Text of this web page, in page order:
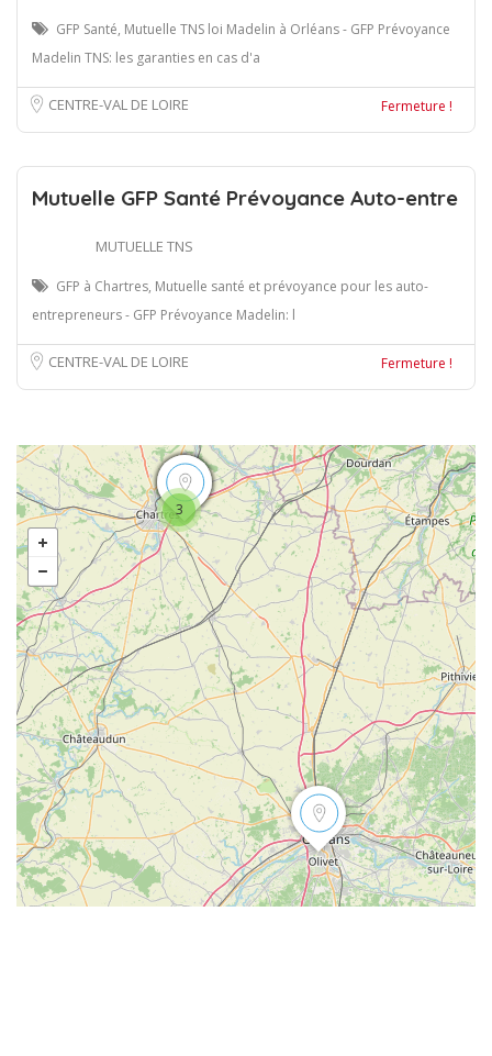
GFP Santé, Mutuelle TNS loi Madelin à Orléans - GFP Prévoyance
Madelin TNS: les garanties en cas d'a
CENTRE-VAL DE LOIRE Fermeture !
Mutuelle GFP Santé Prévoyance Auto-entre
MUTUELLE TNS
GFP à Chartres, Mutuelle santé et prévoyance pour les auto-
entrepreneurs - GFP Prévoyance Madelin: l
CENTRE-VAL DE LOIRE Fermeture !
3